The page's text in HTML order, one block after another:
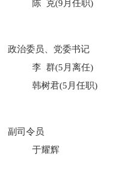
陈 克(9月任职)
政治委员、党委书记
李 群(5月离任)
韩树君(5月任职)
副司令员
于耀辉